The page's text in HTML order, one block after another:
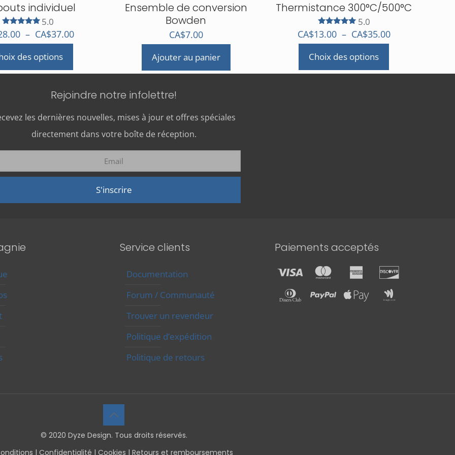
individuel
Note
5.00
sur 5
5.0
– CA$37.00Plage
CA$37.00
des options
Ensemble de conversion
Bowden
CA$7.00
Ajouter au panier
Thermistance 300°C/500°C
Note
5.00
sur 5
5.0
CA$13.00 – CA$35.00Plage
Choix des options
produit
Rejoindre notre infolettre!
les dernières nouvelles, mises à jour et offres spéciales
directement dans votre boîte de réception.
Service clients
Documentation
Forum / Communauté
Trouver un revendeur
Politique d’expédition
Politique de retours
Paiements acceptés
© 2020 Dyze Design. Tous droits réservés.
| Confidentialité | Cookies | Retours et remboursements